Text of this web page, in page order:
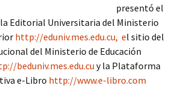
presentó el
Editorial Universitaria del Ministerio
http://eduniv.mes.edu.cu, el sitio del
del Ministerio de Educación
beduniv.mes.edu.cu y la Plataforma
e-Libro http://www.e-libro.com